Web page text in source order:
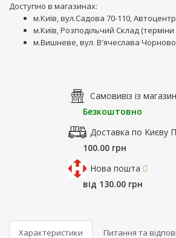
Доступно в магазинах:
м.Київ, вул.Садова 70-110,
м.Київ, Розподільчий Склад
м.Вишневе, вул. В'ячеслава
Самовивіз із
Безкоштовно
Доставка по Києву
100.00 грн
Нова пошта
від 130.00 грн
Характеристики Питання та